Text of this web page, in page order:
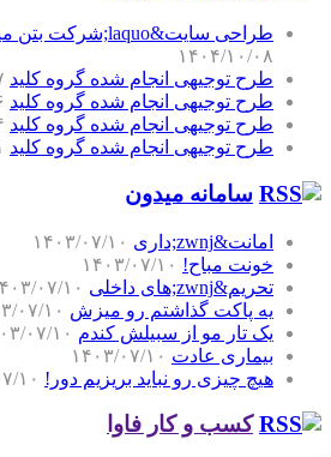
طراحی سایت&laquo;شرکت بتن میکس&raquo;
۱۴۰۴/۱۰/۰۸
طرح توجیهی انجام شده گروه کلید
طرح توجیهی انجام شده گروه کلید
طرح توجیهی انجام شده گروه کلید
طرح توجیهی انجام شده گروه کلید
سامانه میدون
امانت&zwnj;داری
۱۴۰۳/۰۷/۱۰
خونت مباح! ۱۴۰۳/۰۷/۱۰
تحریم&zwnj;های داخلی
۱۴۰۳/۰۷/
یه پاکت گذاشتم رو میزش ۱۴۰۳/
یک تار مو از سبیلش کندم ۱۴۰۳/
بیماری عادت ۱۴۰۳/۰۷/۱۰
هیچ چیزی رو نباید بریزیم دور!
کسب و کار فاوا